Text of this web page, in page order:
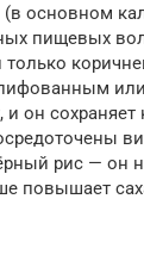
основном
пищевых
он сохраняет
рис — он
повышает